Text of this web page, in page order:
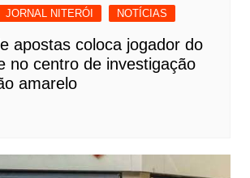
JORNAL NITERÓI NOTÍCIAS
apostas coloca jogador do
no centro de investigação
amarelo